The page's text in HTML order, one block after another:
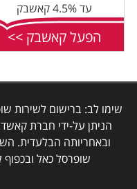
עד 4.5% קאשבק
הפעל קאשבק >>
שימו לב: ברישום לשירות
הניתן על-ידי חברת
ובאחריותה הבלעדית.
שופרסל כאל